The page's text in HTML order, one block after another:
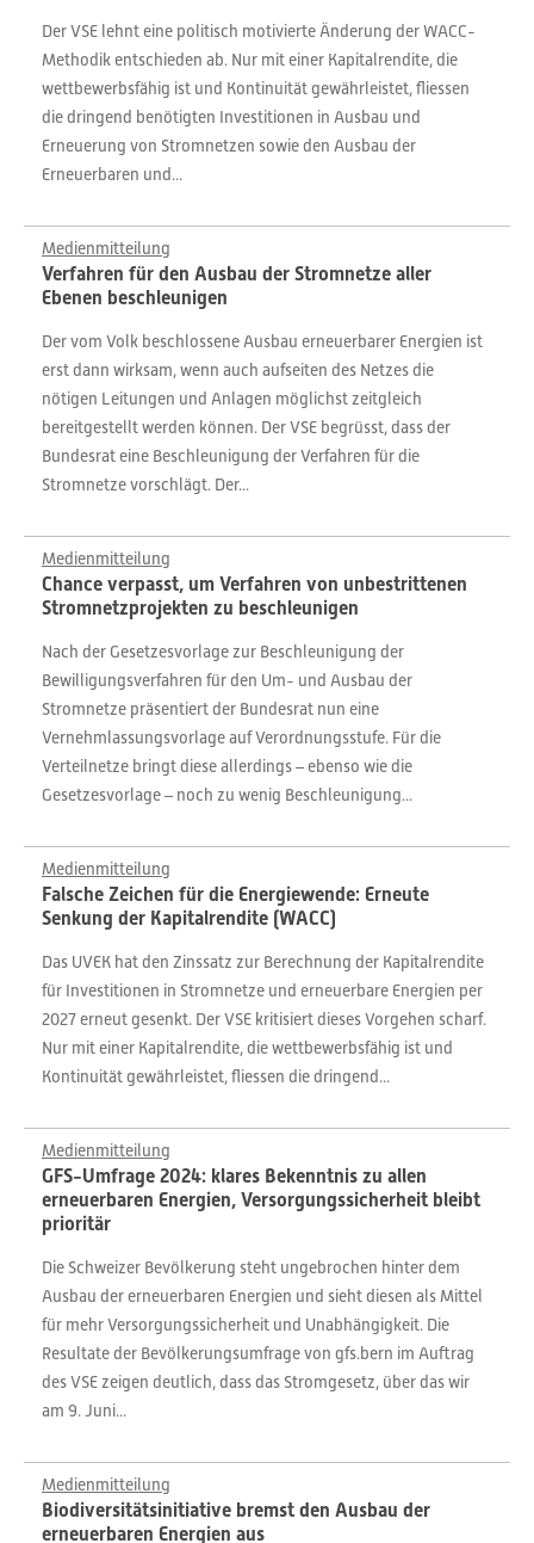
Der VSE lehnt eine politisch motivierte Änderung der WACC-
Methodik entschieden ab. Nur mit einer Kapitalrendite, die
wettbewerbsfähig ist und Kontinuität gewährleistet, fliessen
die dringend benötigten Investitionen in Ausbau und
Erneuerung von Stromnetzen sowie den Ausbau der
Erneuerbaren und...
Medienmitteilung
Verfahren für den Ausbau der Stromnetze aller
Ebenen beschleunigen
Der vom Volk beschlossene Ausbau erneuerbarer Energien ist
erst dann wirksam, wenn auch aufseiten des Netzes die
nötigen Leitungen und Anlagen möglichst zeitgleich
bereitgestellt werden können. Der VSE begrüsst, dass der
Bundesrat eine Beschleunigung der Verfahren für die
Stromnetze vorschlägt. Der...
Medienmitteilung
Chance verpasst, um Verfahren von unbestrittenen
Stromnetzprojekten zu beschleunigen
Nach der Gesetzesvorlage zur Beschleunigung der
Bewilligungsverfahren für den Um- und Ausbau der
Stromnetze präsentiert der Bundesrat nun eine
Vernehmlassungsvorlage auf Verordnungsstufe. Für die
Verteilnetze bringt diese allerdings – ebenso wie die
Gesetzesvorlage – noch zu wenig Beschleunigung...
Medienmitteilung
Falsche Zeichen für die Energiewende: Erneute
Senkung der Kapitalrendite (WACC)
Das UVEK hat den Zinssatz zur Berechnung der Kapitalrendite
für Investitionen in Stromnetze und erneuerbare Energien per
2027 erneut gesenkt. Der VSE kritisiert dieses Vorgehen scharf.
Nur mit einer Kapitalrendite, die wettbewerbsfähig ist und
Kontinuität gewährleistet, fliessen die dringend...
Medienmitteilung
GFS-Umfrage 2024: klares Bekenntnis zu allen
erneuerbaren Energien, Versorgungssicherheit bleibt
prioritär
Die Schweizer Bevölkerung steht ungebrochen hinter dem
Ausbau der erneuerbaren Energien und sieht diesen als Mittel
für mehr Versorgungssicherheit und Unabhängigkeit. Die
Resultate der Bevölkerungsumfrage von gfs.bern im Auftrag
des VSE zeigen deutlich, dass das Stromgesetz, über das wir
am 9. Juni...
Medienmitteilung
Biodiversitätsinitiative bremst den Ausbau der
erneuerbaren Energien aus